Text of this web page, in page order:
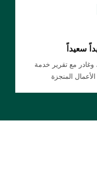
سعيداً
وغادر مع تقرير خدمة